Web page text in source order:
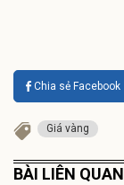
Chia sẻ Facebook
Giá vàng
BÀI LIÊN QUAN